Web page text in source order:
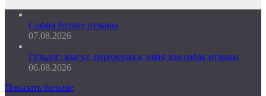
София Ротару отзывы
07.08.2026
Гульдог: выгул, передержка, няня для собак отзывы
06.08.2026
Показать больше